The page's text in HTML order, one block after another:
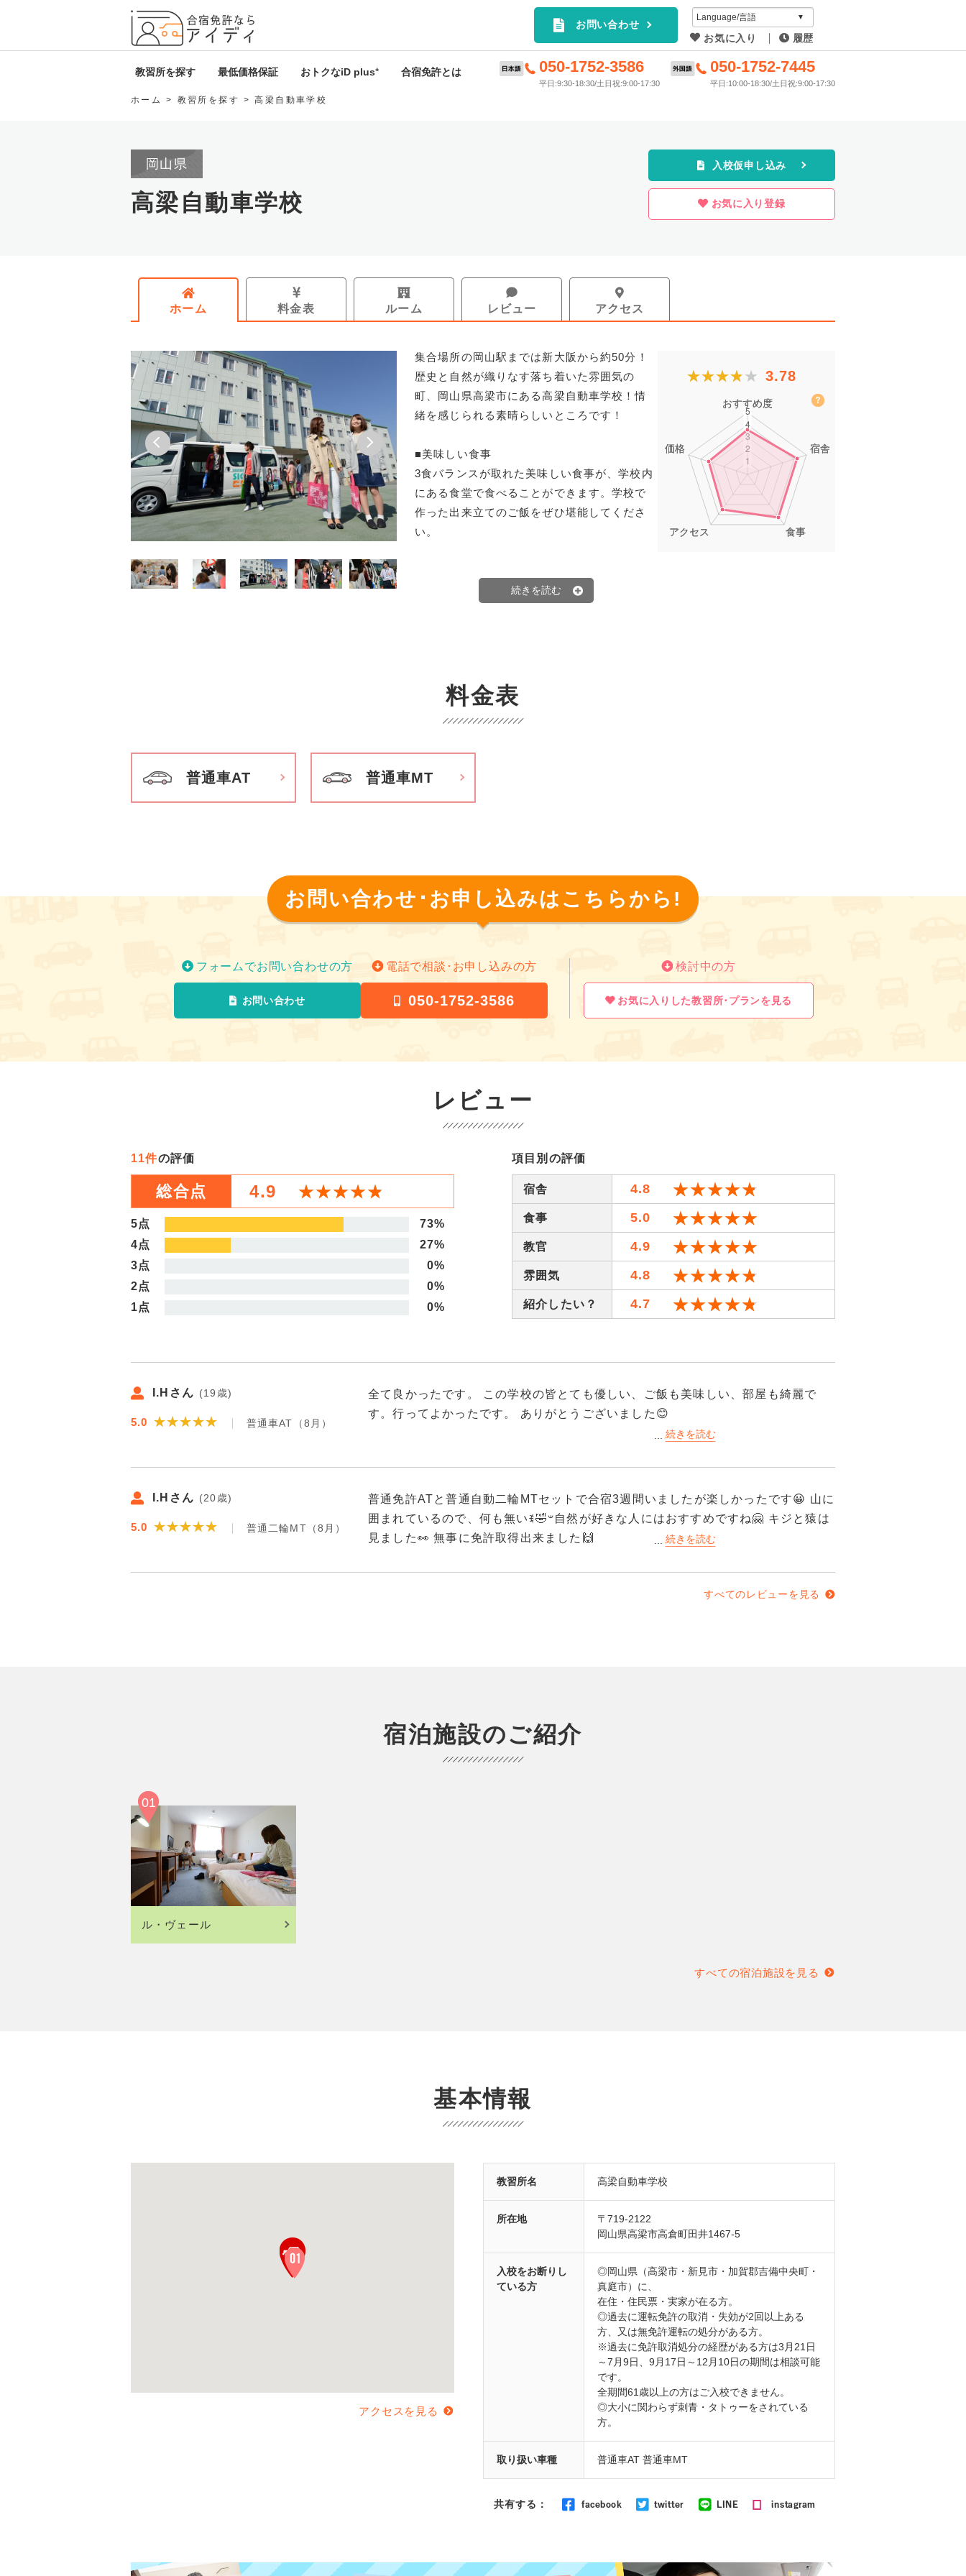
全国厳選の合宿免許プランを簡単検索｜アイディ
お問い合わせ
お気に入り
プラン
履歴
教習所を探す
北海道・東北
東海
中国・四国
九州・沖縄
最低価格保証 おトクなiD plus⁺
iD plus⁺特典
合宿免許とは
お支払いについて
050-1752-3586
平日:9:30-18:30/土日祝:9:00-17:30
050-1752-7445
平日:10:00-18:30/土日祝:9:00-17:30
ホーム 教習所を探す 高梁自動車学校
岡山県
高梁自動車学校
入校仮申し込み
お気に入り登録
ホーム 料金表 ルーム レビュー アクセス
集合場所の岡山駅までは新大阪から約50分！
歴史と自然が織りなす落ち着いた雰囲気の
町、岡山県高梁市にある高梁自動車学校！情
緒を感じられる素晴らしいところです！
■美味しい食事
3食バランスが取れた美味しい食事が、学校内
にある食堂で食べることができます。学校で
作った出来立てのご飯をぜひ堪能してくださ
い。
ホテルのような快適さを備えた宿舎は、男性
全室バス・トイレ付きで、エアコン・テレ
ビ・DVDプレーヤー・Wi-Fiも揃っており、合
宿期間を快適にお過ごしいただけます！
まりです！ぜひお問合せください！
★★★★★
★★★★★ 3.78
料金表
普通車AT 普通車MT
お問い合わせ･お申し込みは こちらから!
フォームでお問い合わせの方
お問い合わせ
電話で相談･お申し込みの方
050-1752-3586
検討中の方
お気に入りした教習所･プランを見る
レビュー
11件の評価
総合点 4.9 ★★★★★
★★★★★
5点
73%
4点
27%
3点
0%
2点
0%
1点
0%
項目別の評価
宿舎 4.8 ★★★★★
★★★★★
食事 5.0 ★★★★★
★★★★★
教官 4.9 ★★★★★
★★★★★
雰囲気 4.8 ★★★★★
★★★★★
紹介したい？ 4.7 ★★★★★
★★★★★
I.Hさん (19歳)
5.0 ★★★★★
★★★★★ 普通車AT（8月）
全て良かったです。 この学校の皆とても優しい、ご飯も美味しい、部屋も綺麗で
す。行ってよかったです。 ありがとうございました😊
I.Hさん (20歳)
5.0 ★★★★★
★★★★★ 普通二輪MT（8月）
普通免許ATと普通自動二輪MTセットで合宿3週間いましたが楽しかったです😀 山に
囲まれているので、何も無いꉂ🤣𐤔自然が好きな人にはおすすめですね🤗 キジと猿は
見ました👀 無事に免許取得出来ました🙌
すべてのレビューを見る
宿泊施設のご紹介
ル・ヴェール
01
すべての宿泊施設を見る
基本情報
アクセスを見る
教習所名 高梁自動車学校
所在地
〒719-2122
岡山県高梁市高倉町田井1467-5
入校をお断りし
ている方
◎岡山県（高梁市・新見市・加賀郡吉備中央町・
真庭市）に、
在住・住民票・実家が在る方。
◎過去に運転免許の取消・失効が2回以上ある
方、又は無免許運転の処分がある方。
※過去に免許取消処分の経歴がある方は3月21日
～7月9日、9月17日～12月10日の期間は相談可能
です。
全期間61歳以上の方はご入校できません。
◎大小に関わらず刺青・タトゥーをされている
方。
取り扱い車種 普通車AT 普通車MT
共有する：